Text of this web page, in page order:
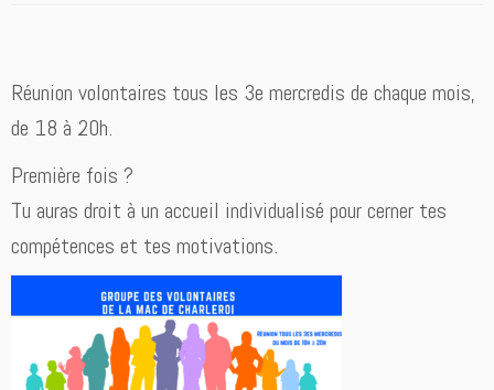
Réunion volontaires tous les 3e mercredis de chaque mois,
de 18 à 20h.
Première fois ?
Tu auras droit à un accueil individualisé pour cerner tes
compétences et tes motivations.